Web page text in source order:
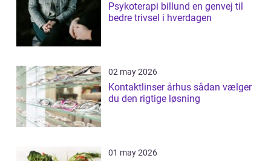
Psykoterapi billund en genvej til
bedre trivsel i hverdagen
02 may 2026
Kontaktlinser århus sådan vælger
du den rigtige løsning
01 may 2026